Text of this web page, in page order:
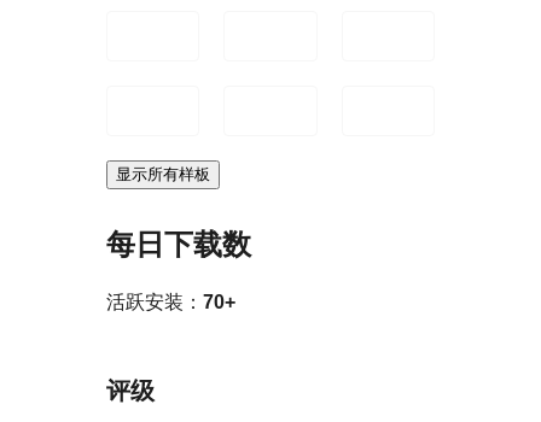
显示所有样板
每日下载数
活跃安装： 70+
评级